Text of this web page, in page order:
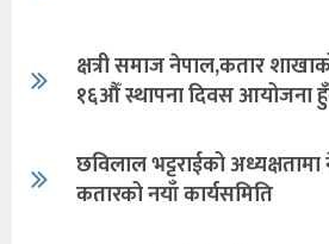
क्षत्री समाज नेपाल,कतार
१६औँ स्थापना दिवस आयोजना
छविलाल भट्टराईको
कतारको नयाँ कार्यसमिति